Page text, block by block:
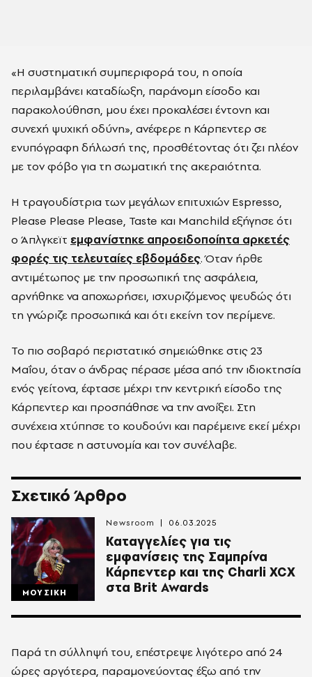
«Η συστηματική συμπεριφορά του, η οποία
περιλαμβάνει καταδίωξη, παράνομη είσοδο και
παρακολούθηση, μου έχει προκαλέσει έντονη και
συνεχή ψυχική οδύνη», ανέφερε η Κάρπεντερ σε
ενυπόγραφη δήλωσή της, προσθέτοντας ότι ζει πλέον
με τον φόβο για τη σωματική της ακεραιότητα.
Η τραγουδίστρια των μεγάλων επιτυχιών Espresso,
Please Please Please, Taste και Manchild εξήγησε ότι
ο Άπλγκεϊτ εμφανίστηκε απροειδοποίητα αρκετές
φορές τις τελευταίες εβδομάδες. Όταν ήρθε
αντιμέτωπος με την προσωπική της ασφάλεια,
αρνήθηκε να αποχωρήσει, ισχυριζόμενος ψευδώς ότι
τη γνώριζε προσωπικά και ότι εκείνη τον περίμενε.
Το πιο σοβαρό περιστατικό σημειώθηκε στις 23
Μαΐου, όταν ο άνδρας πέρασε μέσα από την ιδιοκτησία
ενός γείτονα, έφτασε μέχρι την κεντρική είσοδο της
Κάρπεντερ και προσπάθησε να την ανοίξει. Στη
συνέχεια χτύπησε το κουδούνι και παρέμεινε εκεί μέχρι
που έφτασε η αστυνομία και τον συνέλαβε.
Σχετικό Άρθρο
ΜΟΥΣΙΚΗ
Καταγγελίες για τις
εμφανίσεις της Σαμπρίνα
Κάρπεντερ και της Charli XCX
στα Brit Awards
Newsroom 06.03.2025
Παρά τη σύλληψή του, επέστρεψε λιγότερο από 24
ώρες αργότερα, παραμονεύοντας έξω από την